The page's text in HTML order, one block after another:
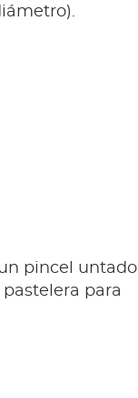
pincel untado
para